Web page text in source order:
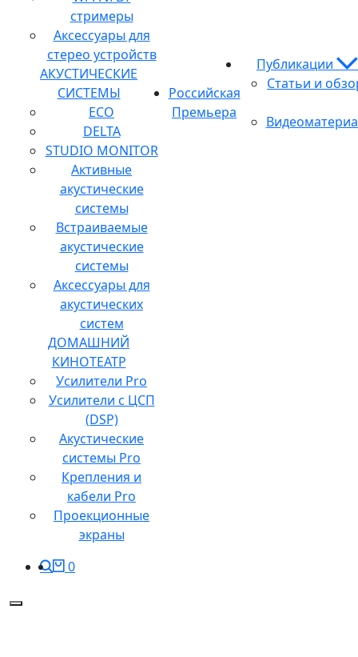
стримеры
Аксессуары для
стерео устройств
АКУСТИЧЕСКИЕ
СИСТЕМЫ
ECO
DELTA
STUDIO MONITOR
Активные
акустические
системы
Встраиваемые
акустические
системы
Аксессуары для
акустических
систем
ДОМАШНИЙ
КИНОТЕАТР
Усилители Pro
Усилители с ЦСП
(DSP)
Акустические
системы Pro
Крепления и
кабели Pro
Проекционные
экраны
Российская
Премьера
Публикации
Статьи и
0